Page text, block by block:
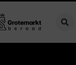
een rijschool in